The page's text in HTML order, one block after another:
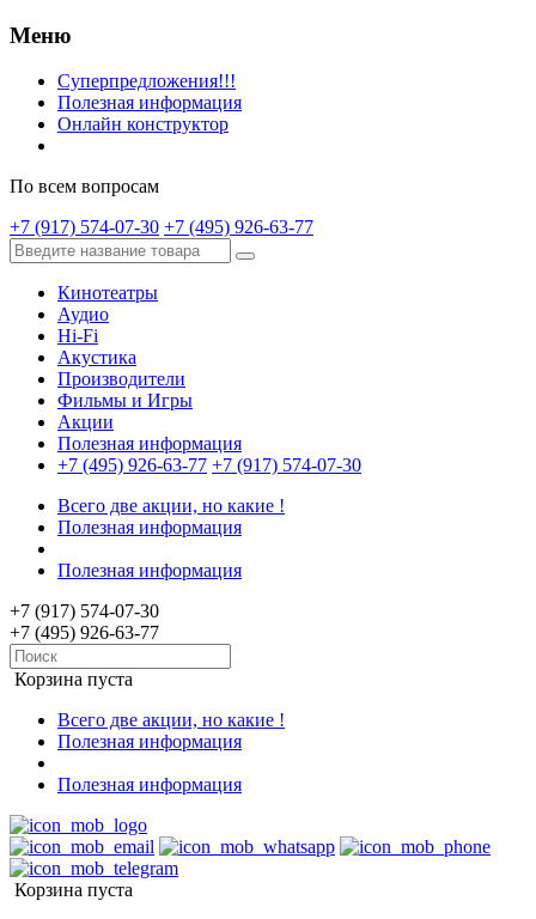
Меню
Суперпредложения!!!
Полезная информация
Онлайн конструктор
По всем вопросам
+7 (917) 574-07-30 +7 (495) 926-63-77
Кинотеатры
Аудио
Hi-Fi
Акустика
Производители
Фильмы и Игры
Акции
Полезная информация
+7 (495) 926-63-77 +7 (917) 574-07-30
Всего две акции, но какие !
Полезная информация
Полезная информация
+7 (917) 574-07-30
+7 (495) 926-63-77
Корзина пуста
Всего две акции, но какие !
Полезная информация
Полезная информация
Корзина пуста